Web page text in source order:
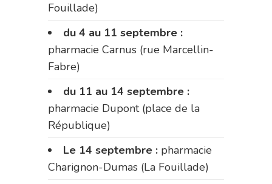
Fouillade)
du 4 au 11 septembre :
pharmacie Carnus (rue Marcellin-
Fabre)
du 11 au 14 septembre :
pharmacie Dupont (place de la
République)
Le 14 septembre : pharmacie
Charignon-Dumas (La Fouillade)